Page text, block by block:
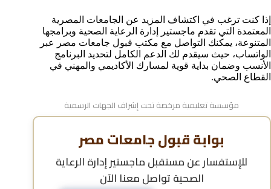
إذا كنت ترغب في اكتشاف المزيد عن الجامعات المصرية
المعتمدة التي تقدم ماجستير إدارة الرعاية الصحية وبرامجها
المتنوعة، يمكنك التواصل مع مكتب قبول جامعات مصر عبر
الواتساب، حيث سيقدم لك الدعم الكامل لتحديد البرنامج
الأنسب وضمان بداية قوية لمسارك الأكاديمي والمهني في
القطاع الصحي.
مؤسسة تعليمية مرخصة تحت إشراف الجهات الرسمية
بوابة قبول جامعات مصر
للإستفسار عنمستقبل ماجستير إدارة الرعاية
الصحيةتواصل معنا الآن